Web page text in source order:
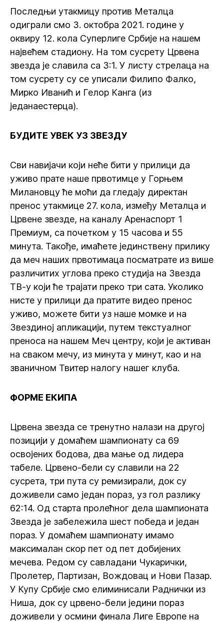
Последњи утакмицу против Металца
одиграли смо 3. октобра 2021. године у
оквиру 12. кола Суперлиге Србије на нашем
највећем стадиону. На том сусрету Црвена
звезда је славила са 3:1. У листу стрелаца на
том сусрету су се уписали Филипо Фалко,
Мирко Иванић и Гелор Канга (из
једанаестерца).
БУДИТЕ УВЕК УЗ ЗВЕЗДУ
Сви навијачи који неће бити у прилици да
уживо прате наше првотимце у Горњем
Милановцу ће моћи да гледају директан
пренос утакмице 27. кола, између Металца и
Црвене звезде, на каналу Аренаспорт 1
Премиум, са почетком у 15 часова и 55
минута. Такође, имаћете јединствену прилику
да меч наших првотимаца посматрате из више
различитих углова преко студија на Звезда
ТВ-у који ће трајати преко три сата. Уколико
нисте у прилици да пратите видео пренос
уживо, можете бити уз наше момке и на
Звездиној апликацији, путем текстуалног
преноса на нашем Меч центру, који је активан
на сваком мечу, из минута у минут, као и на
званичном Твитер налогу нашег клуба.
ФОРМЕ ЕКИПА
Црвена звезда се тренутно налази на другој
позицији у домаћем шампионату са 69
освојених бодова, два мање од лидера
табеле. Црвено-бели су славили на 22
сусрета, три пута су ремизирали, док су
доживели само један пораз, уз гол разлику
62:14. Од старта пролећног дела шампионата
Звезда је забележила шест победа и један
пораз. У домаћем шампионату имамо
максималан скор пет од пет добијених
мечева. Редом су савладани Чукарички,
Пролетер, Партизан, Вождовац и Нови Пазар.
У Купу Србије смо елиминисали Раднички из
Ниша, док су црвено-бели једини пораз
доживели у осмини финала Лиге Европе на